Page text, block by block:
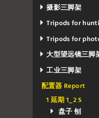
摄影三脚架
Tripods for
Tripods for
大型望远镜三脚
工业三脚架
配置器 Report
1 延期 1_2 S
盘子 刨